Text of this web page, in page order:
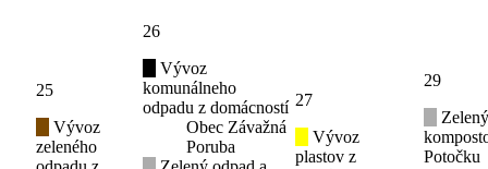
25
Vývoz
zeleného
26
Vývoz
komunálneho
odpadu z domácností
Obec Závažná
Poruba
27
Vývoz
plastov z
29
Potočku